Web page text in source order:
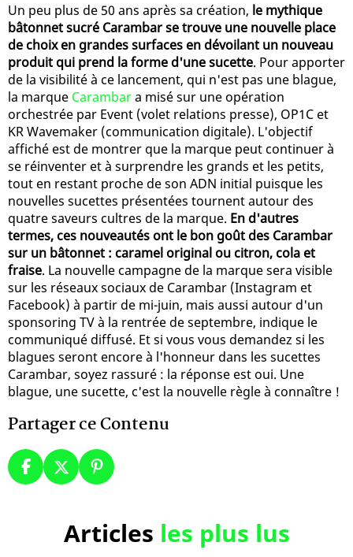
Un peu plus de 50 ans après sa création, le mythique
bâtonnet sucré Carambar se trouve une nouvelle place
de choix en grandes surfaces en dévoilant un nouveau
produit qui prend la forme d'une sucette. Pour apporter
de la visibilité à ce lancement, qui n'est pas une blague,
la marque Carambara misé sur une opération
orchestrée par Event (volet relations presse), OP1C et
KR Wavemaker (communication digitale). L'objectif
affiché est de montrer que la marque peut continuer à
se réinventer et à surprendre les grands et les petits,
tout en restant proche de son ADN initial puisque les
nouvelles sucettes présentées tournent autour des
quatre saveurs cultres de la marque. En d'autres
termes, ces nouveautés ont le bon goût des Carambar
sur un bâtonnet : caramel original ou citron, cola et
fraise. La nouvelle campagne de la marque sera visible
sur les réseaux sociaux de Carambar (Instagram et
Facebook) à partir de mi-juin, mais aussi autour d'un
sponsoring TV à la rentrée de septembre, indique le
communiqué diffusé. Et si vous vous demandez si les
blagues seront encore à l'honneur dans les sucettes
Carambar, soyez rassuré : la réponse est oui. Une
blague, une sucette, c'est la nouvelle règle à connaître !
Partager ce Contenu
Articles les plus lus